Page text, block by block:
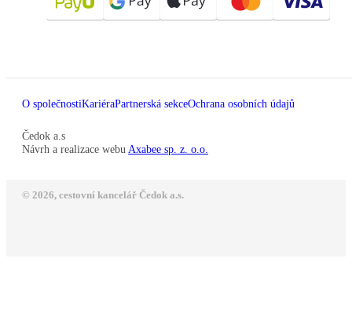
O společnostiKariéraPartnerská sekceOchrana osobních údajů
Čedok a.s
Návrh a realizace webu Axabee sp. z. o.o.
© 2026, cestovní kancelář Čedok a.s.